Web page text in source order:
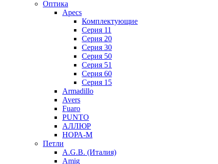
Оптика
Apecs
Комплектующие
Серия 11
Серия 20
Серия 30
Серия 50
Серия 51
Серия 60
Серия 15
Armadillo
Avers
Fuaro
PUNTO
АЛЛЮР
НОРА-М
Петли
A.G.B. (Италия)
Amig